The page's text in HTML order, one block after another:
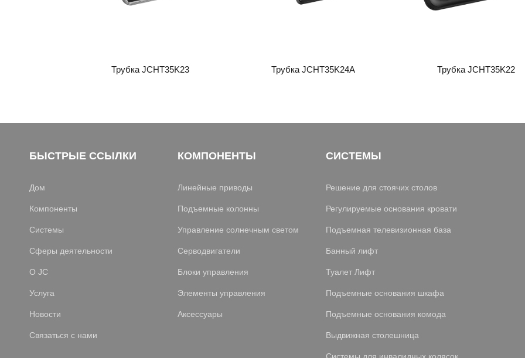
Трубка JCHT35K23 Трубка JCHT35K24A Трубка JCHT35K22
БЫСТРЫЕ ССЫЛКИ
Дом
Компоненты
Системы
Сферы деятельности
О JC
Услуга
Новости
Связаться с нами
КОМПОНЕНТЫ
Линейные приводы
Подъемные колонны
Управление солнечным светом
Серводвигатели
Блоки управления
Элементы управления
Аксессуары
СИСТЕМЫ
Решение для стоячих столов
Регулируемые основания кровати
Подъемная телевизионная база
Банный лифт
Туалет Лифт
Подъемные основания шкафа
Подъемные основания комода
Выдвижная столешница